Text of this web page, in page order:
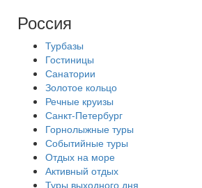
Россия
Турбазы
Гостиницы
Санатории
Золотое кольцо
Речные круизы
Санкт-Петербург
Горнолыжные туры
Событийные туры
Отдых на море
Активный отдых
Туры выходного дня